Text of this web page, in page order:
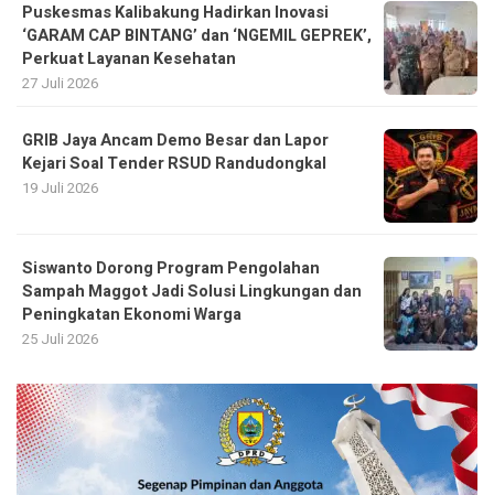
Puskesmas Kalibakung Hadirkan Inovasi
‘GARAM CAP BINTANG’ dan ‘NGEMIL GEPREK’,
Perkuat Layanan Kesehatan
27 Juli 2026
GRIB Jaya Ancam Demo Besar dan Lapor
Kejari Soal Tender RSUD Randudongkal
19 Juli 2026
Siswanto Dorong Program Pengolahan
Sampah Maggot Jadi Solusi Lingkungan dan
Peningkatan Ekonomi Warga
25 Juli 2026